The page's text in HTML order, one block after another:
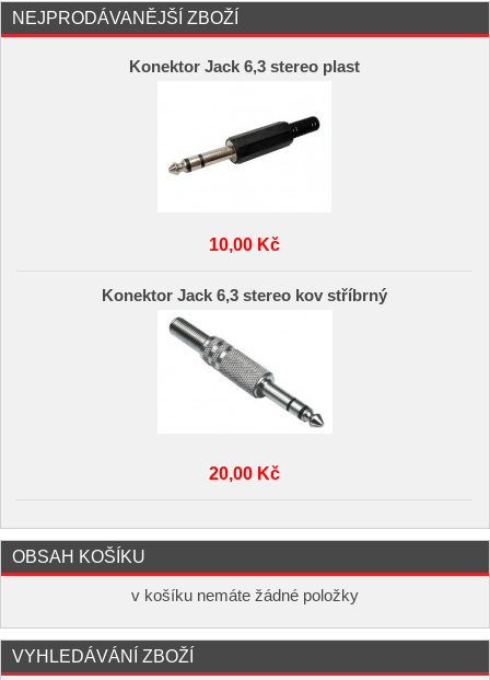
NEJPRODÁVANĚJŠÍ ZBOŽÍ
Konektor Jack 6,3 stereo plast
10,00 Kč
Konektor Jack 6,3 stereo kov stříbrný
20,00 Kč
OBSAH KOŠÍKU
v košíku nemáte žádné položky
VYHLEDÁVÁNÍ ZBOŽÍ